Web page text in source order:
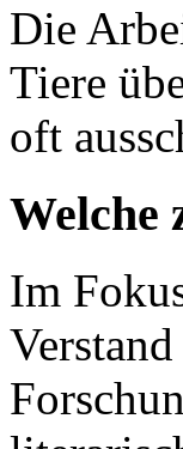
Die
Tiere
oft
Welche
Im